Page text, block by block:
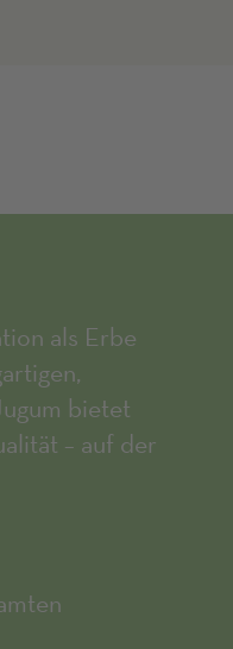
als Erbe
bietet
– auf der